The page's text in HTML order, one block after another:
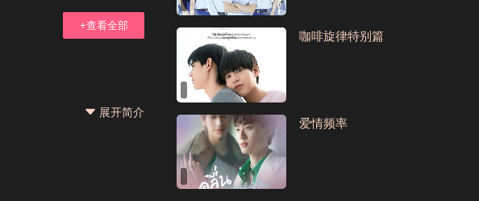
+查看全部
展开简介
咖啡旋律特别篇
爱情频率